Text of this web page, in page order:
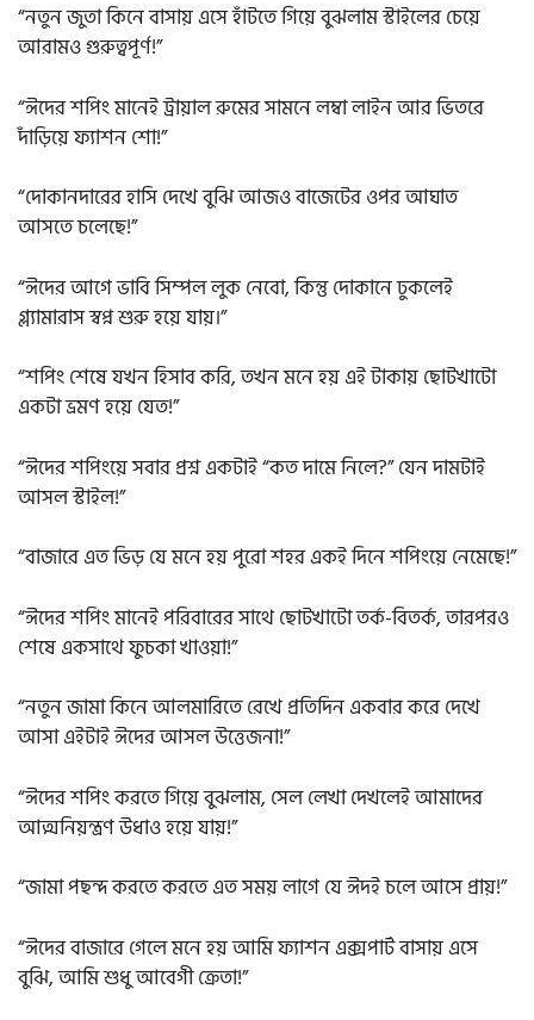
“নতুন জুতা কিনে বাসায় এসে হাঁটতে গিয়ে বুঝলাম স্টাইলের চেয়ে
আরামও গুরুত্বপূর্ণ!”
“ঈদের শপিং মানেই ট্রায়াল রুমের সামনে লম্বা লাইন আর ভিতরে
দাঁড়িয়ে ফ্যাশন শো!”
“দোকানদারের হাসি দেখে বুঝি আজও বাজেটের ওপর আঘাত
আসতে চলেছে!”
“ঈদের আগে ভাবি সিম্পল লুক নেবো, কিন্তু দোকানে ঢুকলেই
গ্ল্যামারাস স্বপ্ন শুরু হয়ে যায়।”
“শপিং শেষে যখন হিসাব করি, তখন মনে হয় এই টাকায় ছোটখাটো
একটা ভ্রমণ হয়ে যেত!”
“ঈদের শপিংয়ে সবার প্রশ্ন একটাই “কত দামে নিলে?” যেন দামটাই
আসল স্টাইল!”
“বাজারে এত ভিড় যে মনে হয় পুরো শহর একই দিনে শপিংয়ে নেমেছে!”
“ঈদের শপিং মানেই পরিবারের সাথে ছোটখাটো তর্ক-বিতর্ক, তারপরও
শেষে একসাথে ফুচকা খাওয়া!”
“নতুন জামা কিনে আলমারিতে রেখে প্রতিদিন একবার করে দেখে
আসা এইটাই ঈদের আসল উত্তেজনা!”
“ঈদের শপিং করতে গিয়ে বুঝলাম, সেল লেখা দেখলেই আমাদের
আত্মনিয়ন্ত্রণ উধাও হয়ে যায়!”
“জামা পছন্দ করতে করতে এত সময় লাগে যে ঈদই চলে আসে প্রায়!”
“ঈদের বাজারে গেলে মনে হয় আমি ফ্যাশন এক্সপার্ট বাসায় এসে
বুঝি, আমি শুধু আবেগী ক্রেতা!”